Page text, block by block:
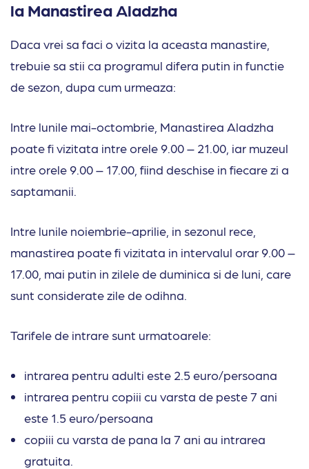
la Manastirea Aladzha
Daca vrei sa faci o vizita la aceasta manastire,
trebuie sa stii ca programul difera putin in functie
de sezon, dupa cum urmeaza:
Intre lunile mai-octombrie, Manastirea Aladzha
poate fi vizitata intre orele 9.00 – 21.00, iar muzeul
intre orele 9.00 – 17.00, fiind deschise in fiecare zi a
saptamanii.
Intre lunile noiembrie-aprilie, in sezonul rece,
manastirea poate fi vizitata in intervalul orar 9.00 –
17.00, mai putin in zilele de duminica si de luni, care
sunt considerate zile de odihna.
Tarifele de intrare sunt urmatoarele:
intrarea pentru adulti este 2.5 euro/persoana
intrarea pentru copiii cu varsta de peste 7 ani
este 1.5 euro/persoana
copiii cu varsta de pana la 7 ani au intrarea
gratuita.